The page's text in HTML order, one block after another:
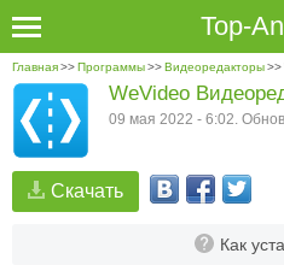
Top-
Главная>>Программы>>Видеоредакторы>>
Скачать
Как
WeVideo
09 мая 2022 - 6:02.